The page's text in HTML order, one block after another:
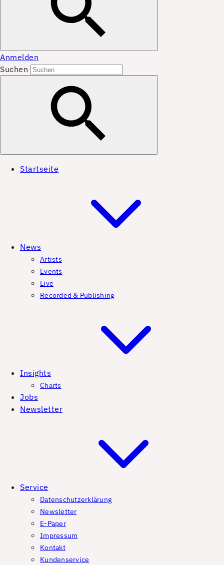
Anmelden
Suchen
Startseite
News
Artists
Events
Live
Recorded & Publishing
Insights
Charts
Jobs
Newsletter
Service
Datenschutzerklärung
Newsletter
E-Paper
Impressum
Kontakt
Kundenservice